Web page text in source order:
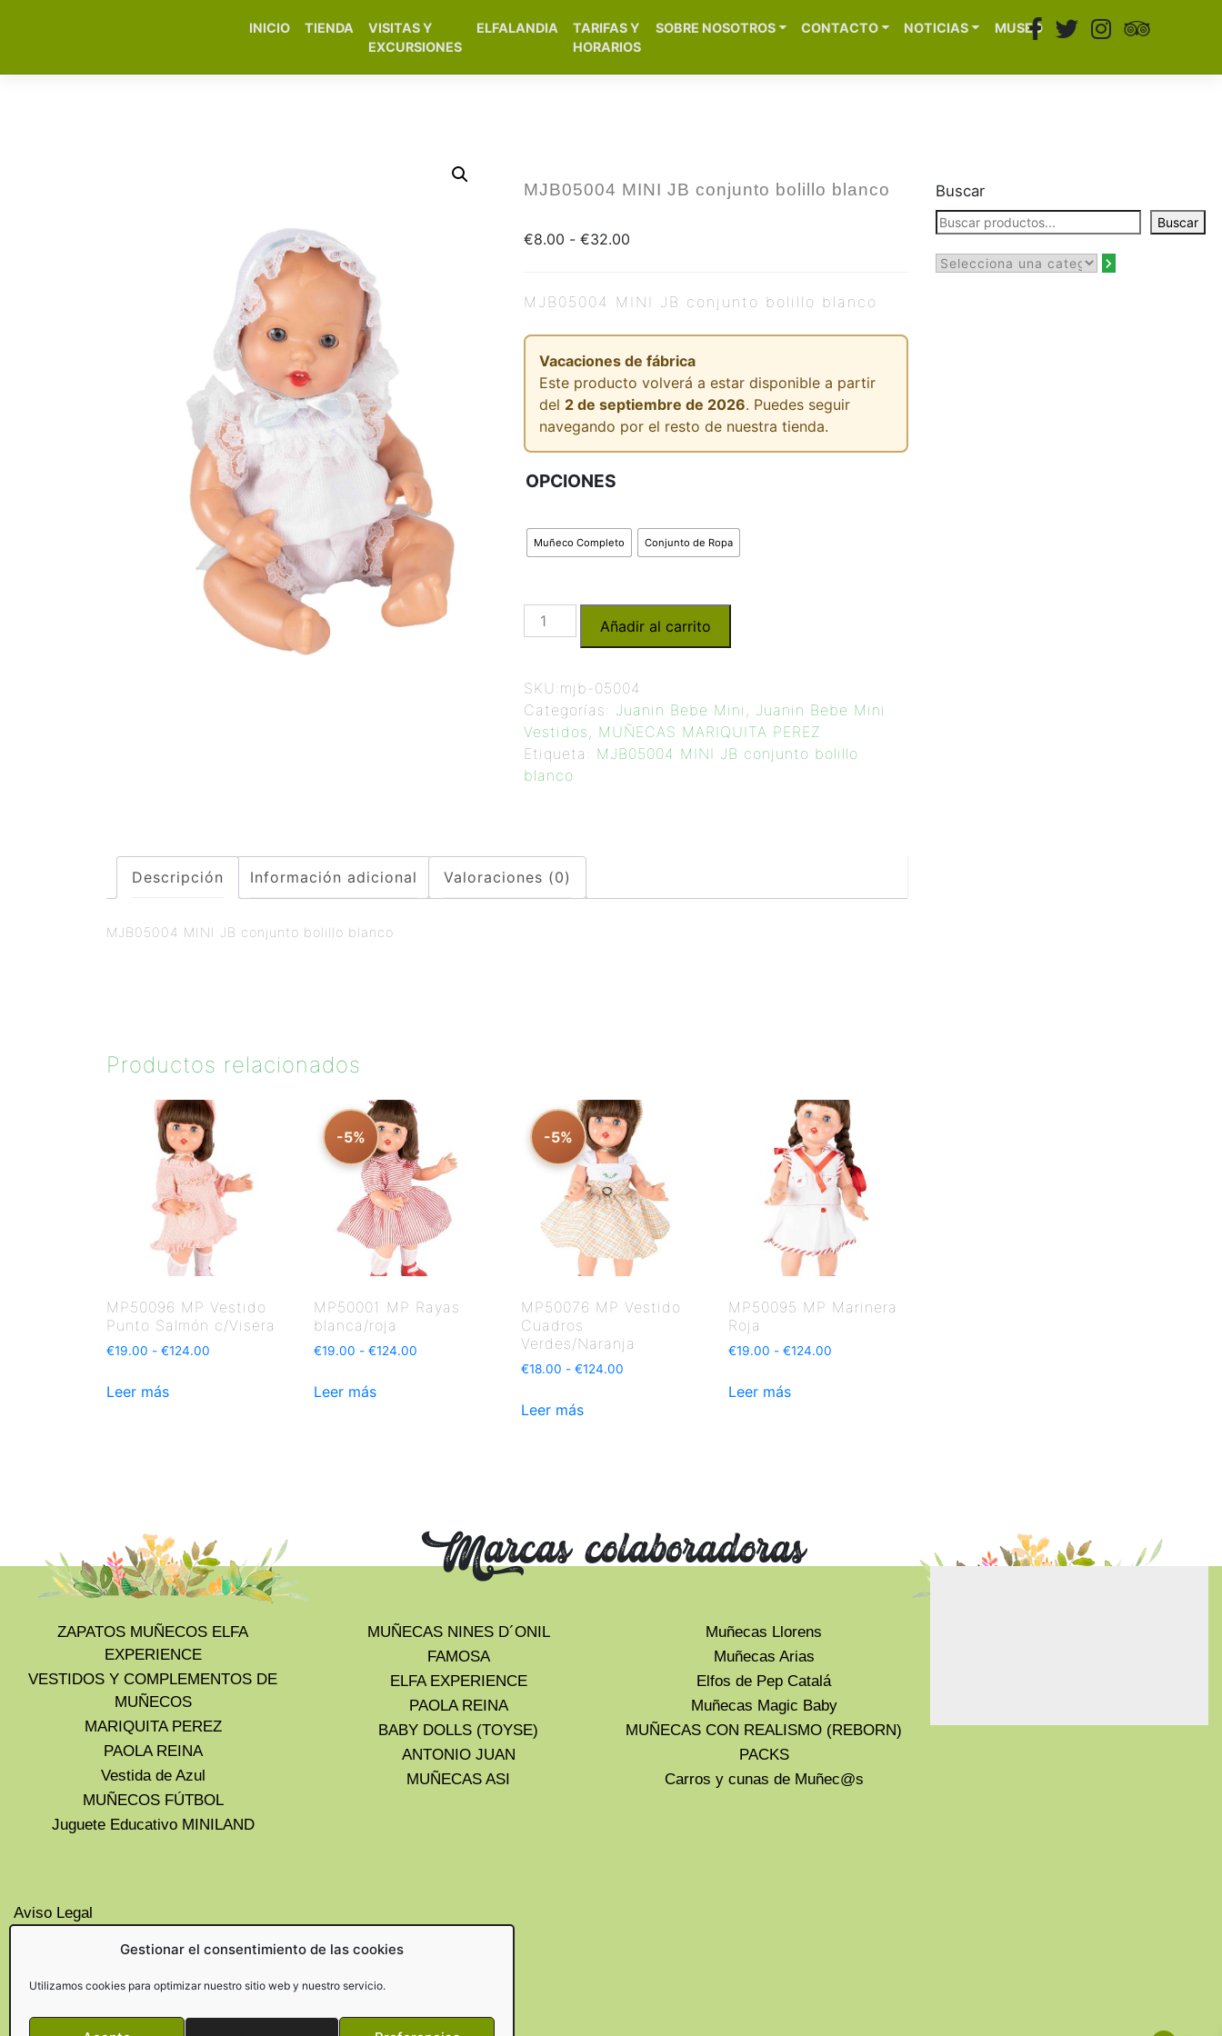
Gestionar el consentimiento de las cookies
Utilizamos cookies para optimizar nuestro sitio web y nuestro servicio.
Elfa Experience – Onil – Alicante
INICIO TIENDA
VISITAS Y
EXCURSIONES
ELFALANDIA
TARIFAS Y
HORARIOS
SOBRE NOSOTROS CONTACTO NOTICIAS MUSEO
MJB05004 MINI JB conjunto bolillo blanco
€8.00 - €32.00
MJB05004 MINI JB conjunto bolillo blanco
Vacaciones de fábrica
Este producto volverá a estar disponible a partir
del 2 de septiembre de 2026. Puedes seguir
navegando por el resto de nuestra tienda.
OPCIONES
Muñeco Completo Conjunto de Ropa
Añadir al carrito
SKU: mjb-05004
Categorías: Juanin Bebe Mini , Juanin Bebe Mini
Vestidos , MUÑECAS MARIQUITA PEREZ
Etiqueta: MJB05004 MINI JB conjunto bolillo
blanco
Descripción Información adicional Valoraciones (0)
MJB05004 MINI JB conjunto bolillo blanco
Productos relacionados
MP50096 MP Vestido
Punto Salmón c/Visera
€19.00 - €124.00
Leer más
-5%
MP50001 MP Rayas
blanca/roja
€19.00 - €124.00
Leer más
-5%
MP50076 MP Vestido
Cuadros
Verdes/Naranja
€18.00 - €124.00
Leer más
MP50095 MP Marinera
Roja
€19.00 - €124.00
Leer más
Buscar
Buscar
Marcas colaboradoras
ZAPATOS MUÑECOS ELFA
EXPERIENCE
VESTIDOS Y COMPLEMENTOS DE
MUÑECOS
MARIQUITA PEREZ
PAOLA REINA
Vestida de Azul
MUÑECOS FÚTBOL
Juguete Educativo MINILAND
Aviso Legal
Politica de devoluciones y
MUÑECAS NINES D´ONIL
FAMOSA
ELFA EXPERIENCE
PAOLA REINA
BABY DOLLS (TOYSE)
ANTONIO JUAN
MUÑECAS ASI
Muñecas Llorens
Muñecas Arias
Elfos de Pep Catalá
Muñecas Magic Baby
MUÑECAS CON REALISMO (REBORN)
PACKS
Carros y cunas de Muñec@s